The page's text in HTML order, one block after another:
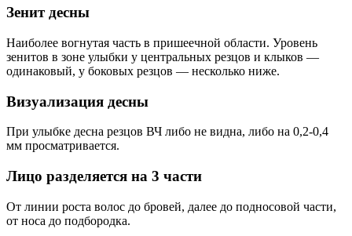
Зенит десны
Наиболее вогнутая часть в пришеечной области. Уровень
зенитов в зоне улыбки у центральных резцов и клыков —
одинаковый, у боковых резцов — несколько ниже.
Визуализация десны
При улыбке десна резцов ВЧ либо не видна, либо на 0,2-0,4
мм просматривается.
Лицо разделяется на 3 части
От линии роста волос до бровей, далее до подносовой части,
от носа до подбородка.